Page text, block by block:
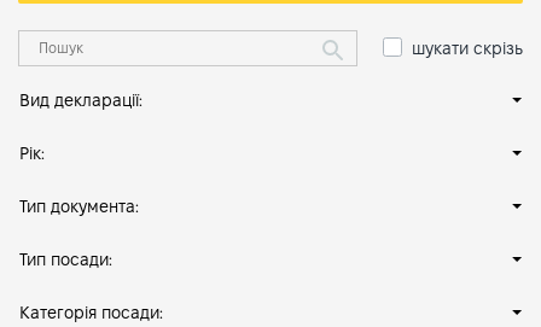
шукати скрізь
Вид декларації:
Рік:
Тип документа:
Тип посади:
Категорія посади: